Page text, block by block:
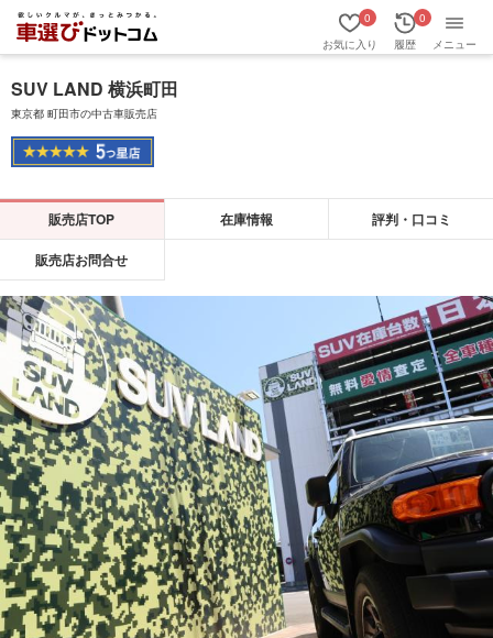
お気に入り
0
履歴
0
メニュー
SUV LAND 横浜町田
東京都 町田市の中古車販売店
販売店TOP 在庫情報 評判・口コミ
販売店お問合せ